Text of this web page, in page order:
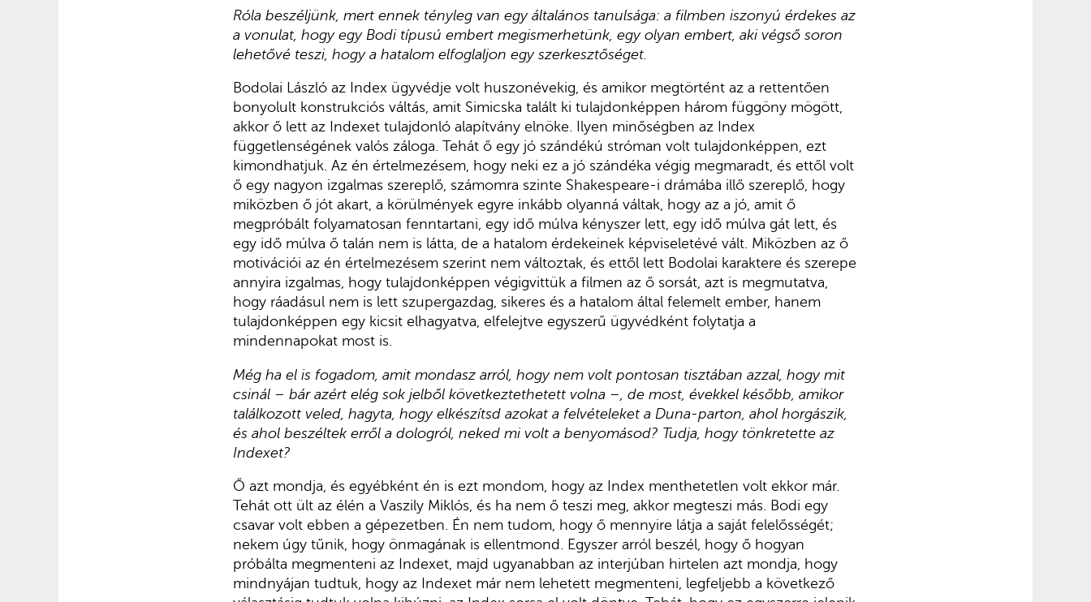
Róla beszéljünk, mert ennek tényleg van egy általános tanulsága: a filmben iszonyú érdekes az
a vonulat, hogy egy Bodi típusú embert megismerhetünk, egy olyan embert, aki végső soron
lehetővé teszi, hogy a hatalom elfoglaljon egy szerkesztőséget.
Bodolai László az Index ügyvédje volt huszonévekig, és amikor megtörtént az a rettentően
bonyolult konstrukciós váltás, amit Simicska talált ki tulajdonképpen három függöny mögött,
akkor ő lett az Indexet tulajdonló alapítvány elnöke. Ilyen minőségben az Index
függetlenségének valós záloga. Tehát ő egy jó szándékú stróman volt tulajdonképpen, ezt
kimondhatjuk. Az én értelmezésem, hogy neki ez a jó szándéka végig megmaradt, és ettől volt
ő egy nagyon izgalmas szereplő, számomra szinte Shakespeare-i drámába illő szereplő, hogy
miközben ő jót akart, a körülmények egyre inkább olyanná váltak, hogy az a jó, amit ő
megpróbált folyamatosan fenntartani, egy idő múlva kényszer lett, egy idő múlva gát lett, és
egy idő múlva ő talán nem is látta, de a hatalom érdekeinek képviseletévé vált. Miközben az ő
motivációi az én értelmezésem szerint nem változtak, és ettől lett Bodolai karaktere és szerepe
annyira izgalmas, hogy tulajdonképpen végigvittük a filmen az ő sorsát, azt is megmutatva,
hogy ráadásul nem is lett szupergazdag, sikeres és a hatalom által felemelt ember, hanem
tulajdonképpen egy kicsit elhagyatva, elfelejtve egyszerű ügyvédként folytatja a
mindennapokat most is.
Még ha el is fogadom, amit mondasz arról, hogy nem volt pontosan tisztában azzal, hogy mit
csinál – bár azért elég sok jelből következtethetett volna –, de most, évekkel később, amikor
találkozott veled, hagyta, hogy elkészítsd azokat a felvételeket a Duna-parton, ahol horgászik,
és ahol beszéltek erről a dologról, neked mi volt a benyomásod? Tudja, hogy tönkretette az
Indexet?
Ő azt mondja, és egyébként én is ezt mondom, hogy az Index menthetetlen volt ekkor már.
Tehát ott ült az élén a Vaszily Miklós, és ha nem ő teszi meg, akkor megteszi más. Bodi egy
csavar volt ebben a gépezetben. Én nem tudom, hogy ő mennyire látja a saját felelősségét;
nekem úgy tűnik, hogy önmagának is ellentmond. Egyszer arról beszél, hogy ő hogyan
próbálta megmenteni az Indexet, majd ugyanabban az interjúban hirtelen azt mondja, hogy
mindnyájan tudtuk, hogy az Indexet már nem lehetett megmenteni, legfeljebb a következő